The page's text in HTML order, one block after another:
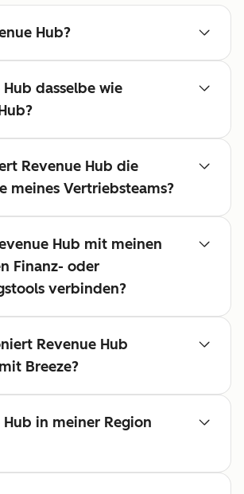
Hub?
Hub dasselbe wie
Revenue Hub die
meines Vertriebsteams?
Hub mit meinen
Finanz- oder
verbinden?
Revenue Hub
Breeze?
Hub in meiner Region